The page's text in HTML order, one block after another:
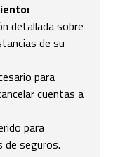
detallada sobre
de su
para
cuentas a
para
de seguros.